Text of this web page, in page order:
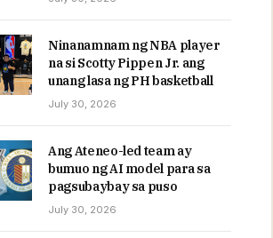
Ninanamnam ng NBA player
na si Scotty Pippen Jr. ang
unang lasa ng PH basketball
July 30, 2026
Ang Ateneo-led team ay
bumuo ng AI model para sa
pagsubaybay sa puso
July 30, 2026